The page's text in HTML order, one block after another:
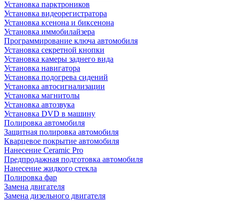
Установка парктроников
Установка видеорегистратора
Установка ксенона и биксенона
Установка иммобилайзера
Программирование ключа автомобиля
Установка секретной кнопки
Установка камеры заднего вида
Установка навигатора
Установка подогрева сидений
Установка автосигнализации
Установка магнитолы
Установка автозвука
Установка DVD в машину
Полировка автомобиля
Защитная полировка автомобиля
Кварцевое покрытие автомобиля
Нанесение Ceramic Pro
Предпродажная подготовка автомобиля
Нанесение жидкого стекла
Полировка фар
Замена двигателя
Замена дизельного двигателя